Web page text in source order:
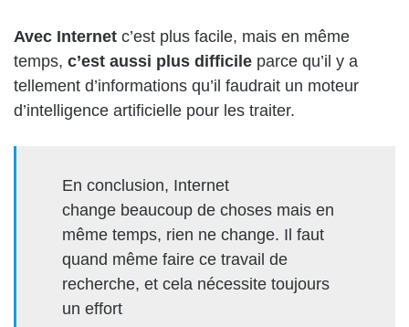
Avec Internet c’est plus facile, mais en même
temps, c’est aussi plus difficile parce qu’il y a
tellement d’informations qu’il faudrait un moteur
d’intelligence artificielle pour les traiter.
En conclusion, Internet
change beaucoup de choses mais en
même temps, rien ne change. Il faut
quand même faire ce travail de
recherche, et cela nécessite toujours
un effort